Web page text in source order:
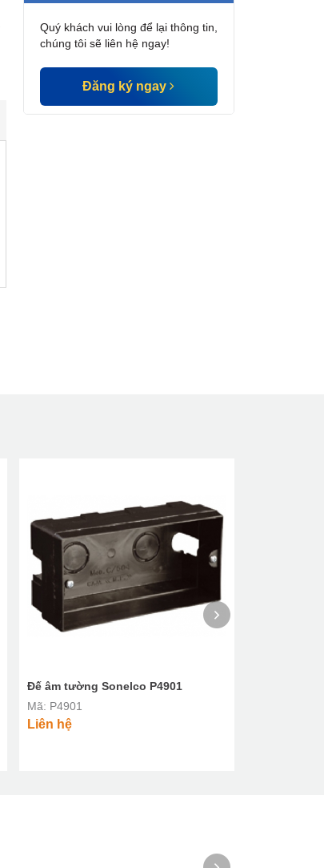
Quý khách vui lòng để lại thông tin,
chúng tôi sẽ liên hệ ngay!
Đăng ký ngay
Đế âm tường Sonelco P4901
Mã: P4901
Liên hệ